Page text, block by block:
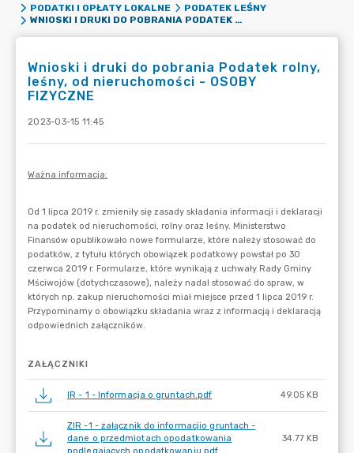
PODATKI I OPŁATY LOKALNE
PODATEK LEŚNY
WNIOSKI I DRUKI DO POBRANIA PODATEK ROLNY, LEŚNY, OD NIERUCHOMOŚCI - OSOBY FIZYCZNE
Wnioski i druki do pobrania Podatek rolny,
leśny, od nieruchomości - OSOBY
FIZYCZNE
2023-03-15 11:45
ZAŁĄCZNIKI
IR - 1 - Informacja o gruntach.pdf 49.05 KB
ZIR -1 - załącznik do informacjio gruntach -
dane o przedmiotach opodatkowania
34.77 KB